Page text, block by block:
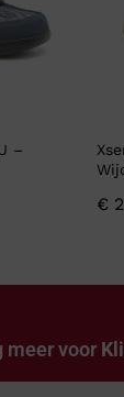
–
€
meer voor